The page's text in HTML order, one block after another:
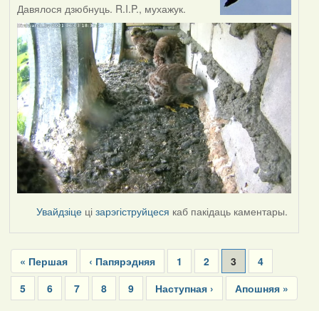
Давялося дзюбнуць. R.I.P., мухажук.
Увайдзіце цізарэгіструйцеся каб пакідаць каментары.
Pagination
First
page
« Першая
Previous
page
‹ Папярэдняя Page
1 Page
2
Current
page
3 Page
4
Page
5 Page
6 Page
7 Page
8 Page
9
Next
page
Наступная ›
Last
page
Апошняя »